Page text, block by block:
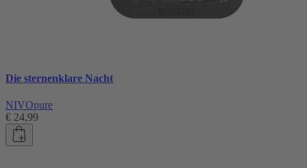
Die sternenklare Nacht
NIVOpure
€ 24,99